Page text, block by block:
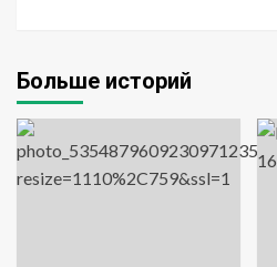
Больше историй